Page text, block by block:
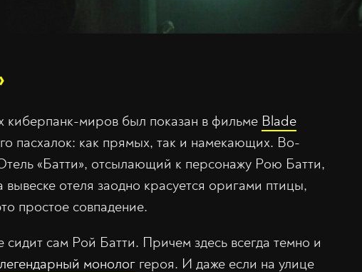
киберпанк-миров был показан в фильме Blade
пасхалок: как прямых, так и намекающих. Во-
«Батти», отсылающий к персонажу Рою Батти,
отеля заодно красуется оригами птицы,
простое совпадение.
сам Рой Батти. Причем здесь всегда темно и
легендарный монолог героя. И даже если на улице